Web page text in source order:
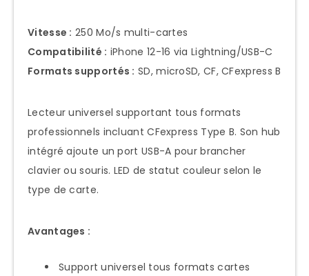
Vitesse : 250 Mo/s multi-cartes
Compatibilité : iPhone 12-16 via Lightning/USB-C
Formats supportés : SD, microSD, CF, CFexpress B
Lecteur universel supportant tous formats
professionnels incluant CFexpress Type B. Son hub
intégré ajoute un port USB-A pour brancher
clavier ou souris. LED de statut couleur selon le
type de carte.
Avantages :
Support universel tous formats cartes